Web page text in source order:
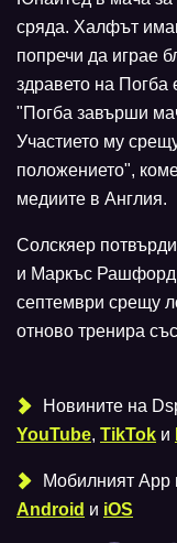
сряда. Халфът
попречи да играе
здравето на Погба
"Погба завърши
Участието му
положението",
медиите в Англия.
Солскяер
и Маркъс Рашфорд
септември срещу
отново тренира
Новините на
YouTube, TikTok и
Мобилният Аpp
Android и iOS